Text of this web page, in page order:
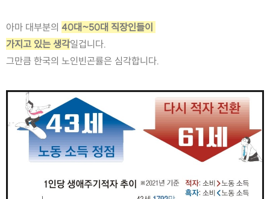
아마 대부분의 40대~50대 직장인들이
가지고 있는 생각일겁니다.
그만큼 한국의 노인빈곤률은 심각합니다.